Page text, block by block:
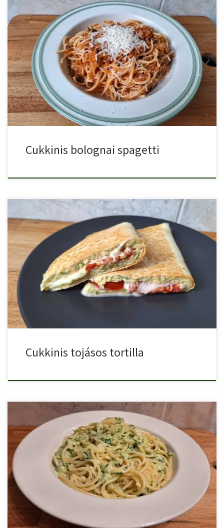
Cukkinis bolognai spagetti, a hagyományos bolognai szósz
cukkinivel gazdagítva. Laktató […]
Cukkinis bolognai spagetti
Cukkinis tojásos tortilla egy különleges recept, ráérős reggeli vagy
vacsora. […]
Cukkinis tojásos tortilla
Reszelt cukkinis tészta egy gyorsan elkészíthető finom, tejszínes
tészta. Hozzávalók: […]